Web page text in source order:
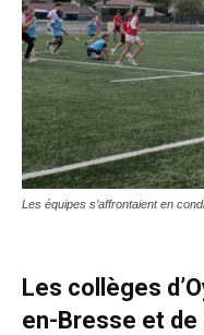
Les équipes s’affrontaient en
Les collèges
en-Bresse et